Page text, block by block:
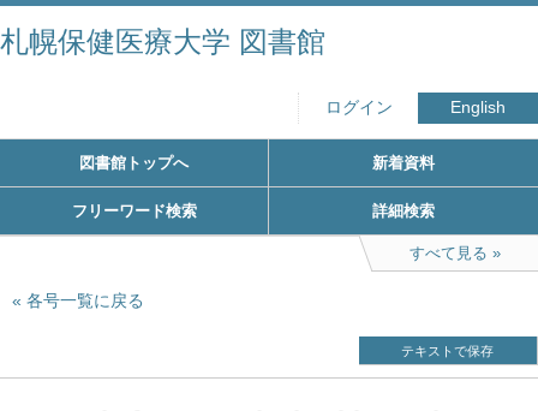
札幌保健医療大学 図書館
ログイン English
図書館トップへ 新着資料
フリーワード検索 詳細検索
すべて見る
各号一覧に戻る
テキストで保存